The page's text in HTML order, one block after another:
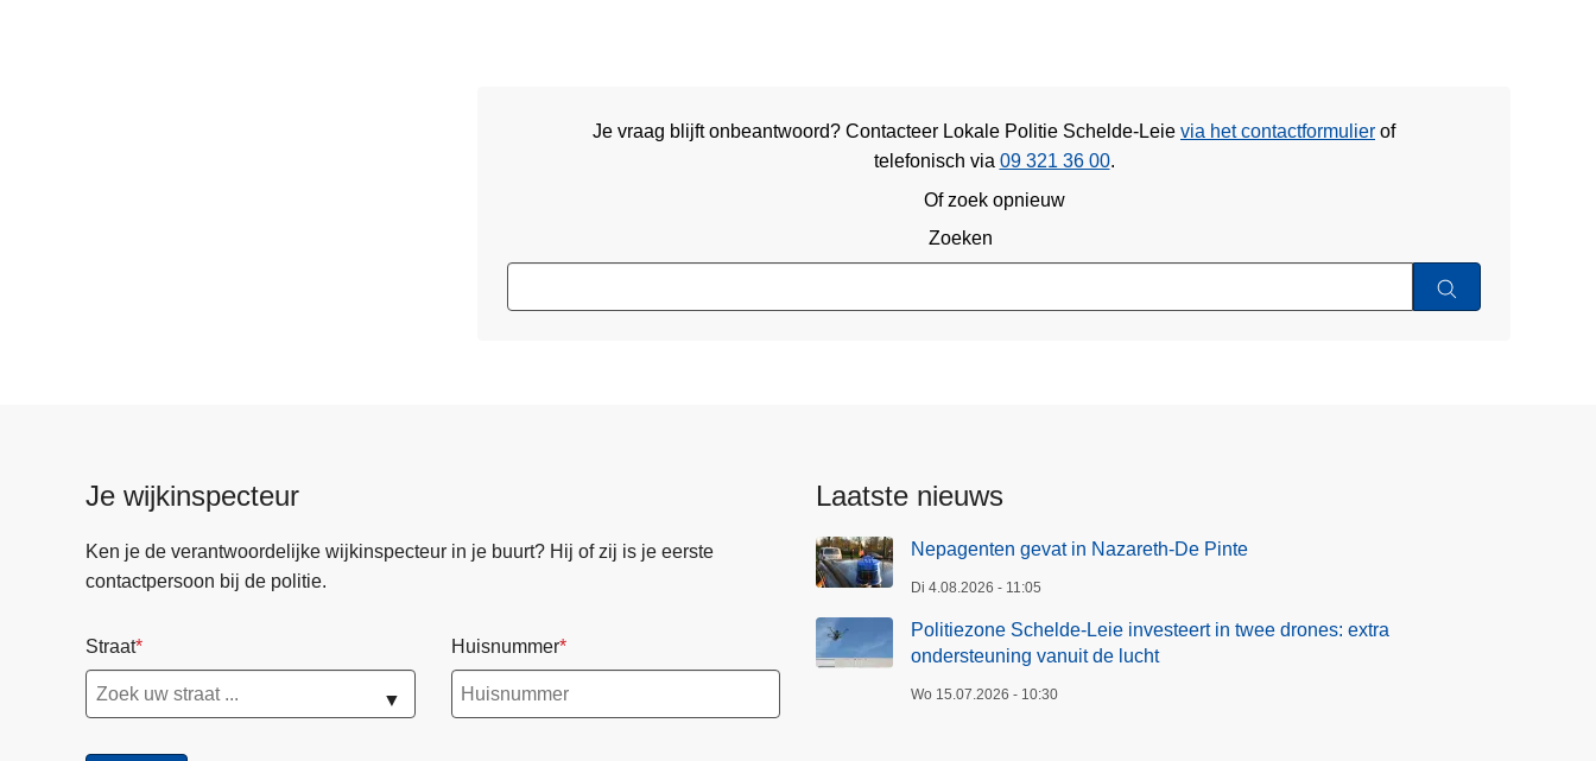
Je vraag blijft onbeantwoord? Contacteer Lokale Politie Schelde-Leie via het contactformulier of
telefonisch via 09 321 36 00.
Of zoek opnieuw
Zoeken
Je wijkinspecteur
Ken je de verantwoordelijke wijkinspecteur in je buurt? Hij of zij is je eerste
contactpersoon bij de politie.
Straat
▼
Huisnummer
Laatste nieuws
Nepagenten gevat in Nazareth-De Pinte
Di 4.08.2026 - 11:05
Politiezone Schelde-Leie investeert in twee drones: extra
ondersteuning vanuit de lucht
Wo 15.07.2026 - 10:30